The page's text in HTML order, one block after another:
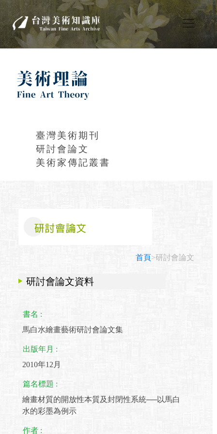
臺灣美術期刊
研討會論文
美術家傳記叢書
首頁>研討會論文
研討會論文資料
書名 :
馬白水繪畫藝術研討會論文集
出版年月 :
2010年12月
篇名標題 :
繪畫材質的開放性本質及封閉性系統──以馬白
水的彩墨為例示
作者 :